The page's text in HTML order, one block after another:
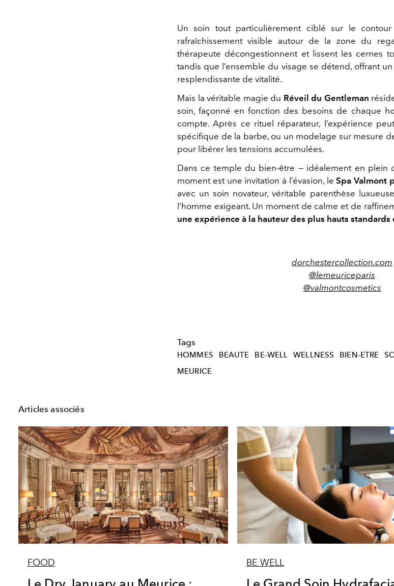
Un soin tout particulièrement ciblé sur le
rafraîchissement visible autour de la zone du
thérapeute décongestionnent et lissent les cernes
tandis que l’ensemble du visage se détend, offrant
resplendissante de vitalité.
Mais la véritable magie du Réveil du Gentleman
soin, façonné en fonction des besoins de chaque
compte. Après ce rituel réparateur, l’expérience
spécifique de la barbe, ou un modelage sur mesure
pour libérer les tensions accumulées.
Dans ce temple du bien-être — idéalement en plein
moment est une invitation à l’évasion, le Spa Valmont
avec un soin novateur, véritable parenthèse
l’homme exigeant. Un moment de calme et de
une expérience à la hauteur des plus hauts standards
dorchestercollection.com
@lemeuriceparis
@valmontcosmetics
Tags
HOMMES BEAUTE BE-WELL WELLNESS BIEN-ETRE
MEURICE
Articles associés
FOOD BE WELL